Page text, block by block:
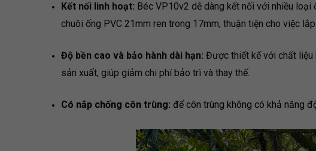
Kết nối linh hoạt: Béc VP10v2 dễ dàng kết nối với nhiều
chuôi ống PVC 21mm ren trong 17mm, thuận tiện cho việc
Độ bền cao và bảo hành dài hạn: Được thiết kế với chất liệu
sản xuất, giúp giảm chi phí bảo trì và thay thế.
Có nắp chống côn trùng: để côn trùng không có khả năng